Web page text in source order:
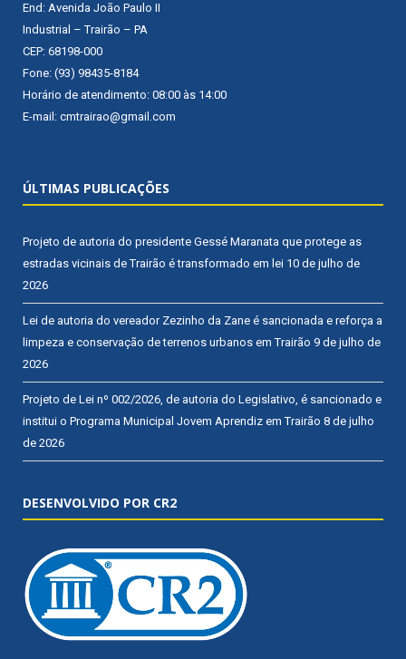
End: Avenida João Paulo II
Industrial – Trairão – PA
CEP: 68198-000
Fone: (93) 98435-8184
Horário de atendimento: 08:00 às 14:00
E-mail: cmtrairao@gmail.com
ÚLTIMAS PUBLICAÇÕES
Projeto de autoria do presidente Gessé Maranata que protege as
estradas vicinais de Trairão é transformado em lei 10 de julho de
2026
Lei de autoria do vereador Zezinho da Zane é sancionada e reforça a
limpeza e conservação de terrenos urbanos em Trairão 9 de julho de
2026
Projeto de Lei nº 002/2026, de autoria do Legislativo, é sancionado e
institui o Programa Municipal Jovem Aprendiz em Trairão 8 de julho
de 2026
DESENVOLVIDO POR CR2